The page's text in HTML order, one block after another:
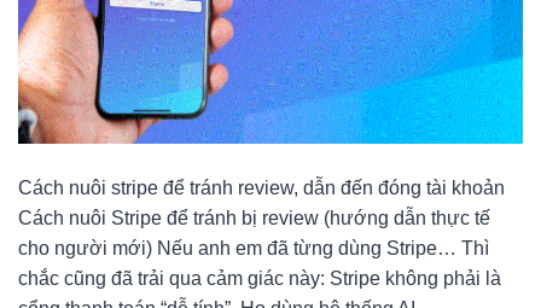
Cách nuôi stripe để tránh review, dẫn đến đóng tài khoản
Cách nuôi Stripe để tránh bị review (hướng dẫn thực tế
cho người mới) Nếu anh em đã từng dùng Stripe… Thì
chắc cũng đã trải qua cảm giác này: Stripe không phải là